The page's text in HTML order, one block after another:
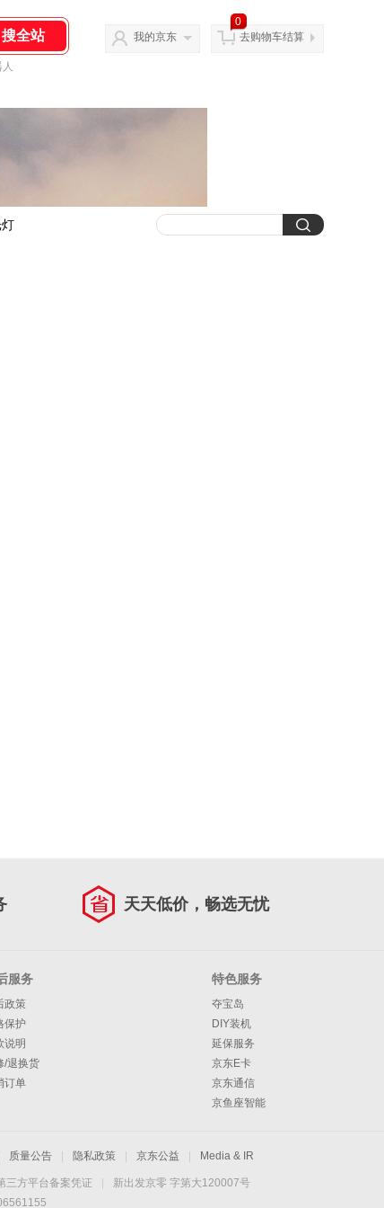
我的京东
0
去购物车结算
天天低价，畅选无忧
服务
政策
保护
说明
/退换货
订单
特色服务
夺宝岛
DIY装机
延保服务
京东E卡
京东通信
京鱼座智能
质量公告 隐私政策 京东公益 Media & IR
三方平台备案凭证
新出发京零 字第大120007号